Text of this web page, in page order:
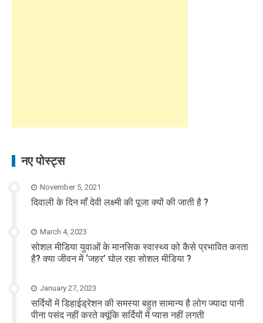
नए पोस्ट्स
November 5, 2021
दिवाली के दिन माँ देवी लक्ष्मी की पूजा क्यों की जाती है ?
March 4, 2023
सोशल मीडिया युवाओं के मानसिक स्वास्थ्य को कैसे प्रभावित करता
है? क्या जीवन में ‘जहर’ घोल रहा सोशल मीडिया ?
January 27, 2023
सर्दियों में डिहाईड्रेशन की समस्या बहुत सामान्य है लोग ज्यादा पानी
पीना पसंद नहीं करते क्यूंकि सर्दियों में प्यास नहीं लगती